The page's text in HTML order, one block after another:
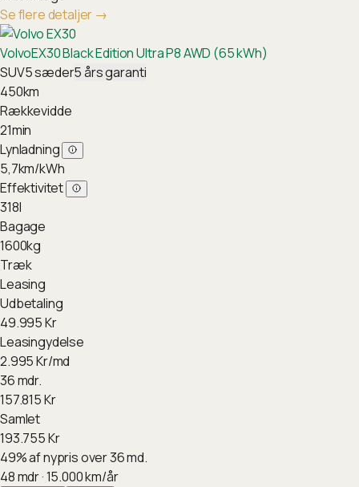
Se flere detaljer →
VolvoEX30 Black Edition Ultra P8 AWD (65 kWh)
SUV5sæder5års garanti
450km
Rækkevidde
21min
Lynladning
5,7km/kWh
Effektivitet
318l
Bagage
1600kg
Træk
Leasing
Udbetaling
49.995Kr
Leasingydelse
2.995Kr/md
36 mdr.
157.815Kr
Samlet
193.755Kr
49%af nypris over 36 md.
48mdr ·15.000km/år